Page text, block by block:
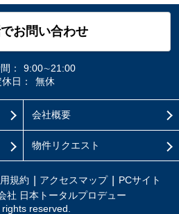
お問い合わせ
：
9:00∼21:00
日：
無休
会社概要
物件リクエスト
規約 アクセスマップ
PCサイト
社 日本トータルプロデュー
rights reserved.